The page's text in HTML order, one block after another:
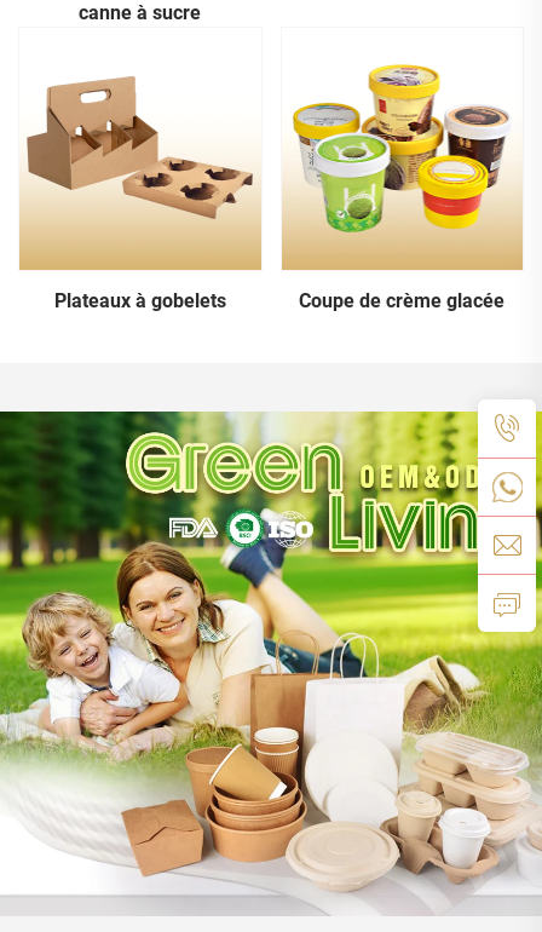
canne à sucre
Plateaux à gobelets Coupe de crème glacée